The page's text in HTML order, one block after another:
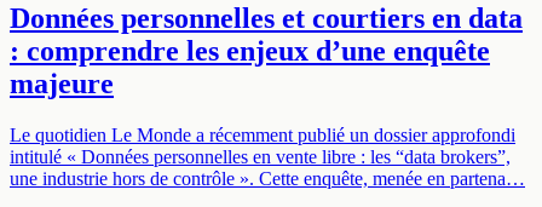
Données personnelles et courtiers en data
: comprendre les enjeux d’une enquête
majeure
Le quotidien Le Monde a récemment publié un dossier approfondi
intitulé « Données personnelles en vente libre : les “data brokers”,
une industrie hors de contrôle ». Cette enquête, menée en partena…